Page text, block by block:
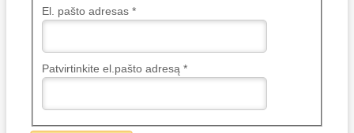
El. pašto adresas*
Patvirtinkite el.pašto adresą *